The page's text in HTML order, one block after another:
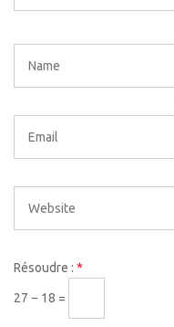
Résoudre : *
27 − 18 =